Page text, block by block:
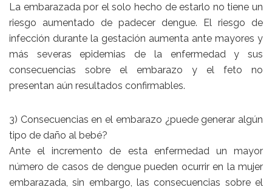
La embarazada por el solo hecho de estarlo no tiene un
riesgo aumentado de padecer dengue. El riesgo de
infección durante la gestación aumenta ante mayores y
más severas epidemias de la enfermedad y sus
consecuencias sobre el embarazo y el feto no
presentan aún resultados confirmables.
3) Consecuencias en el embarazo ¿puede generar algún
tipo de daño al bebé?
Ante el incremento de esta enfermedad un mayor
número de casos de dengue pueden ocurrir en la mujer
embarazada, sin embargo, las consecuencias sobre el